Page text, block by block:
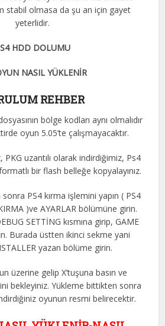
stabil olmasa da şu an için gayet
yeterlidir.
HDD DOLUMU
NASIL YÜKLENİR
REHBER
bölge kodları aynı olmalıdır
oyun 5.05’te çalışmayacaktır.
uzantılı olarak indirdiğimiz, Ps4
bir flash belleğe kopyalayınız.
PS4 kırma işlemini yapın ( PS4
)ve AYARLAR bölümüne girin.
SETTİNG kısmına girip, GAME
Burada üstten ikinci sekme yani
yazan bölüme girin.
üzerine gelip X’tuşuna basın ve
bekleyiniz. Yükleme bittikten sonra
oyunun resmi belirecektir.